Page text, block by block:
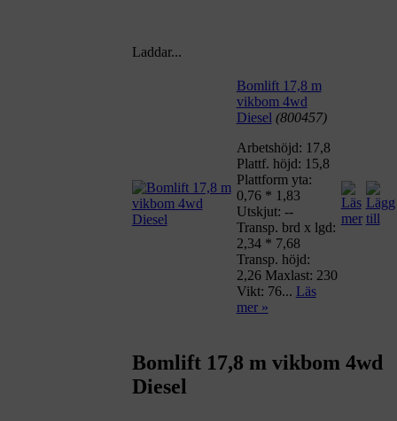
Laddar...
Bomlift 17,8 m
vikbom 4wd
Diesel (800457)
Arbetshöjd: 17,8
Plattf. höjd: 15,8
Plattform yta:
0,76 * 1,83
Utskjut: --
Transp. brd x lgd:
2,34 * 7,68
Transp. höjd:
2,26 Maxlast: 230
Vikt: 76... Läs
mer »
Bomlift 17,8 m vikbom 4wd
Diesel